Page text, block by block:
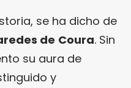
se ha dicho de
de Coura. Sin
su aura de
y